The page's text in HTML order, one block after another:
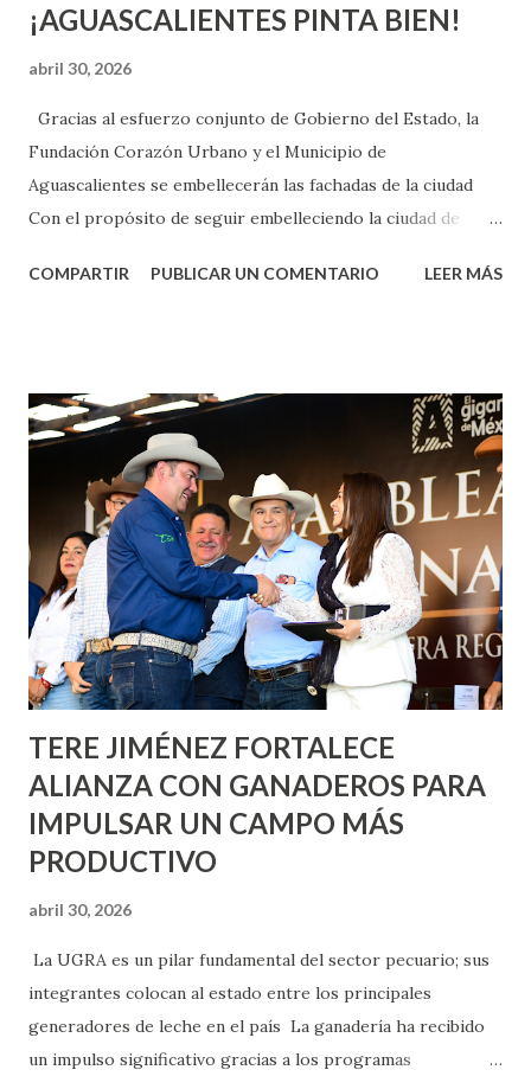
¡AGUASCALIENTES PINTA BIEN!
abril 30, 2026
Gracias al esfuerzo conjunto de Gobierno del Estado, la
Fundación Corazón Urbano y el Municipio de
Aguascalientes se embellecerán las fachadas de la ciudad
Con el propósito de seguir embelleciendo la ciudad de
municipal, Leo Montañez dio inicio al programa
Corazón Urbano y el Municipio capital. Leo Montañez
informó que en este programa se usarán cerca de 90 mil
metros cuadrados de pintura, para dar inicio en la calle
Nieto, entre Jesús F. Elizondo y la calle 22 de Octubre, con
lo que se aplicará pintura en 66 casas. Posteriormente se
llevará este programa a Villas de Nuestra Señora de la
Asunción, Avenida Alameda y Decreto 27 de Septiembre, en
los edificios FOVISSSTE Ojo de Agua, en la comunidad
Norias de Paso Hondo y en los edificios de...
COMPARTIR PUBLICAR UN COMENTARIO LEER MÁS
TERE JIMÉNEZ FORTALECE
ALIANZA CON GANADEROS PARA
IMPULSAR UN CAMPO MÁS
PRODUCTIVO
abril 30, 2026
La UGRA es un pilar fundamental del sector pecuario; sus
integrantes colocan al estado entre los principales
generadores de leche en el país La ganadería ha recibido
un impulso significativo gracias a los programas